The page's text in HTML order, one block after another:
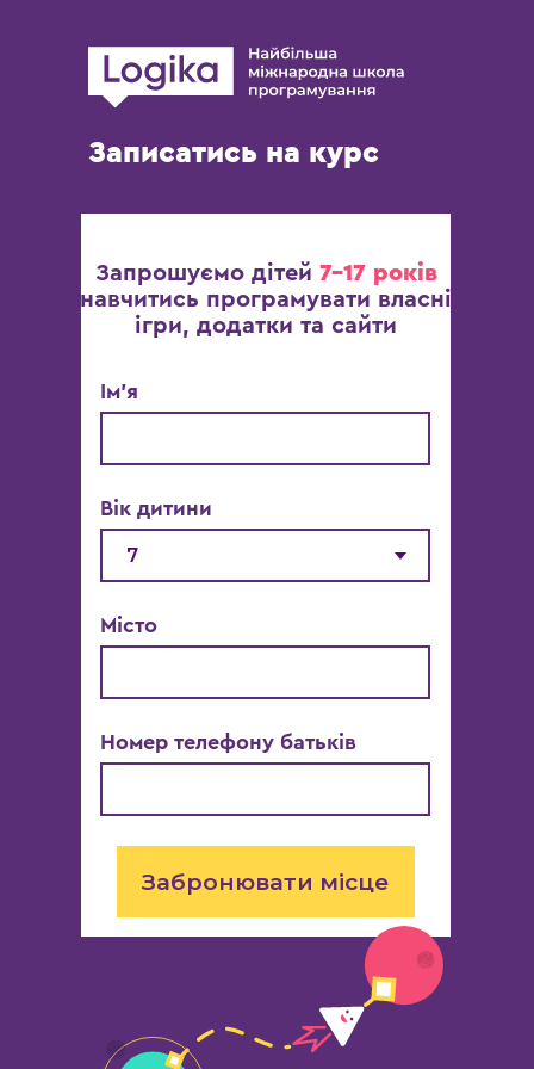
Записатись на курс
Ім’‎я
Вік дитини
Місто
Номер телефону батьків
Забронювати місце
Запрошуємо дітей 7-17 років
навчитись програмувати власні
ігри, додатки та сайти